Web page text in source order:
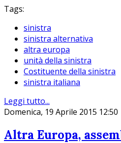
Tags:
sinistra
sinistra alternativa
altra europa
unità della sinistra
Costituente della sinistra
sinistra italiana
Leggi tutto...
Domenica, 19 Aprile 2015 12:50
Altra Europa,